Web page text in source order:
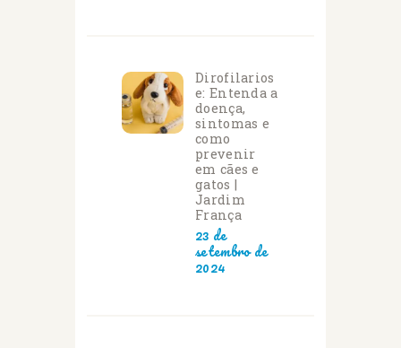
Dirofilarios
e: Entenda a
doença,
sintomas e
como
prevenir
em cães e
gatos |
Jardim
França
23 de
setembro de
2024